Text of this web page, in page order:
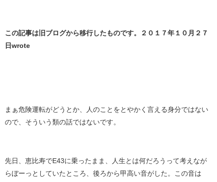
この記事は旧ブログから移行したものです。２０１７年１０月２７
日wrote
まぁ危険運転がどうとか、人のことをとやかく言える身分ではない
ので、そういう類の話ではないです。
先日、恵比寿でE43に乗ったまま、人生とは何だろうって考えなが
らぼーっとしていたところ、後ろから甲高い音がした。この音は